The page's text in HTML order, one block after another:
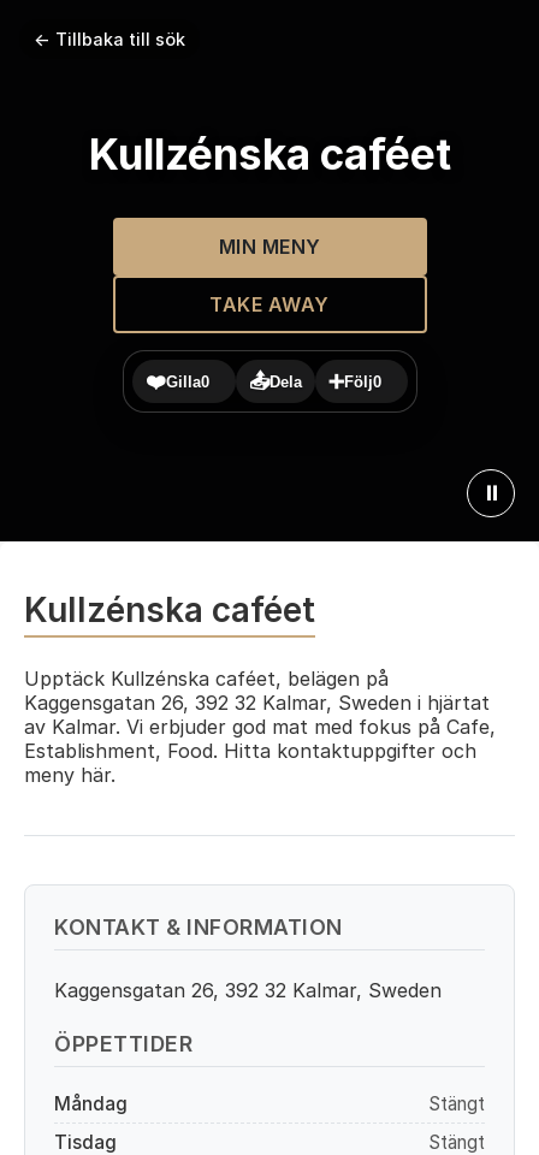
← Tillbaka till sök
Kullzénska caféet
MIN MENY
TAKE AWAY
❤️Gilla0 📤Dela ➕Följ0
⏸
Kullzénska caféet
Upptäck Kullzénska caféet, belägen på
Kaggensgatan 26, 392 32 Kalmar, Sweden i hjärtat
av Kalmar. Vi erbjuder god mat med fokus på Cafe,
Establishment, Food. Hitta kontaktuppgifter och
meny här.
KONTAKT & INFORMATION
Kaggensgatan 26, 392 32 Kalmar, Sweden
ÖPPETTIDER
Måndag
Stängt
Tisdag
Stängt